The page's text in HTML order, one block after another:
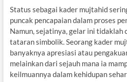
Status sebagai kader mujtahid
puncak pencapaian dalam proses
Namun, sejatinya, gelar ini tidaklah
tataran simbolik. Seorang kader
banyaknya apresiasi atau
melainkan dari sejauh mana ia
keilmuannya dalam kehidupan